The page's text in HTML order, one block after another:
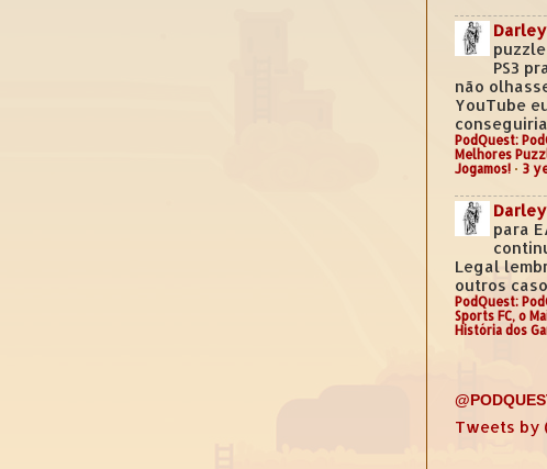
PS3
não
YouTube
PodQuest:
Melhores
Jogamos! · 3
para
Legal
outros
PodQuest:
Sports FC, o
História dos
Tweets by